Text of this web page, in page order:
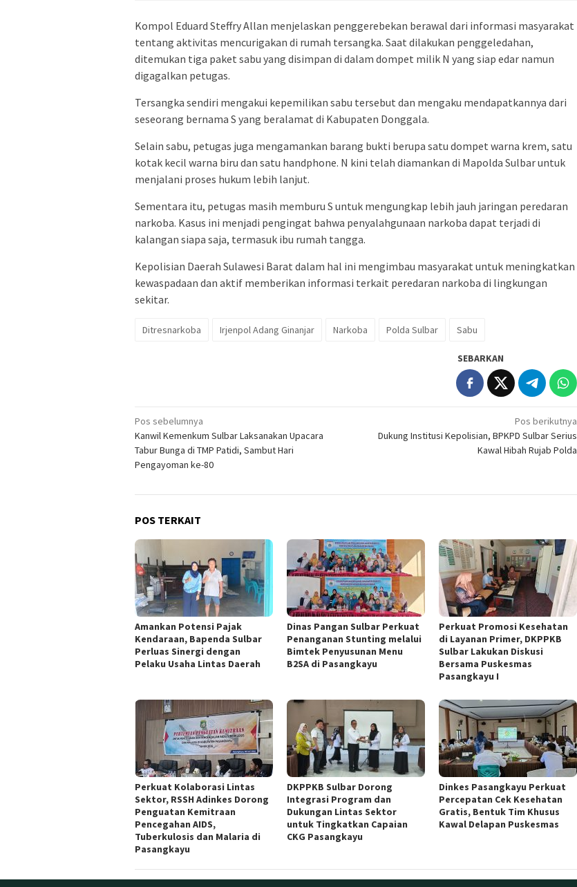
Kompol Eduard Steffry Allan menjelaskan penggerebekan berawal dari informasi masyarakat
tentang aktivitas mencurigakan di rumah tersangka. Saat dilakukan penggeledahan,
ditemukan tiga paket sabu yang disimpan di dalam dompet milik N yang siap edar namun
digagalkan petugas.
Tersangka sendiri mengakui kepemilikan sabu tersebut dan mengaku mendapatkannya dari
seseorang bernama S yang beralamat di Kabupaten Donggala.
Selain sabu, petugas juga mengamankan barang bukti berupa satu dompet warna krem, satu
kotak kecil warna biru dan satu handphone. N kini telah diamankan di Mapolda Sulbar untuk
menjalani proses hukum lebih lanjut.
Sementara itu, petugas masih memburu S untuk mengungkap lebih jauh jaringan peredaran
narkoba. Kasus ini menjadi pengingat bahwa penyalahgunaan narkoba dapat terjadi di
kalangan siapa saja, termasuk ibu rumah tangga.
Kepolisian Daerah Sulawesi Barat dalam hal ini mengimbau masyarakat untuk meningkatkan
kewaspadaan dan aktif memberikan informasi terkait peredaran narkoba di lingkungan
sekitar.
Ditresnarkoba Irjenpol Adang Ginanjar Narkoba Polda Sulbar Sabu
SEBARKAN
Navigasi
pos
Pos sebelumnya
Kanwil Kemenkum Sulbar Laksanakan Upacara
Tabur Bunga di TMP Patidi, Sambut Hari
Pengayoman ke-80
Pos berikutnya
Dukung Institusi Kepolisian, BPKPD Sulbar Serius
Kawal Hibah Rujab Polda
POS TERKAIT
Amankan Potensi Pajak
Kendaraan, Bapenda Sulbar
Perluas Sinergi dengan
Pelaku Usaha Lintas Daerah
Dinas Pangan Sulbar Perkuat
Penanganan Stunting melalui
Bimtek Penyusunan Menu
B2SA di Pasangkayu
Perkuat Promosi Kesehatan
di Layanan Primer, DKPPKB
Sulbar Lakukan Diskusi
Bersama Puskesmas
Pasangkayu I
Perkuat Kolaborasi Lintas
Sektor, RSSH Adinkes Dorong
Penguatan Kemitraan
Pencegahan AIDS,
Tuberkulosis dan Malaria di
Pasangkayu
DKPPKB Sulbar Dorong
Integrasi Program dan
Dukungan Lintas Sektor
untuk Tingkatkan Capaian
CKG Pasangkayu
Dinkes Pasangkayu Perkuat
Percepatan Cek Kesehatan
Gratis, Bentuk Tim Khusus
Kawal Delapan Puskesmas